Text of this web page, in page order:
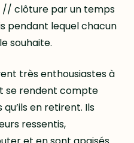
clôture par un temps
pendant lequel chacun
souhaite.
très enthousiastes à
se rendent compte
en retirent. Ils
ressentis,